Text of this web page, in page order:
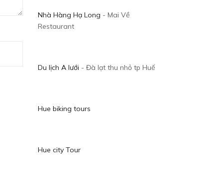
Nhà Hàng Hạ Long - Mai Về
Restaurant
Du lịch A lưới - Đà lạt thu nhỏ tp Huế
Hue biking tours
Hue city Tour